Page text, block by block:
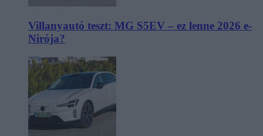
Villanyautó teszt: MG S5EV – ez lenne 2026 e-
Nirója?